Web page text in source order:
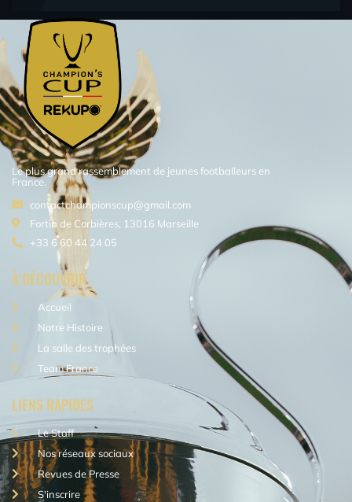
Le plus grand rassemblement de jeunes footballeurs en
France.
contactchampionscup@gmail.com
Fortin de Corbières, 13016 Marseille
+33 6 60 44 24 05
À DÉCOUVRIR
Accueil
Notre Histoire
La salle des trophées
Team France
LIENS RAPIDES
Le Staff
Nos réseaux sociaux
Revues de Presse
S'inscrire